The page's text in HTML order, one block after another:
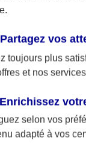
précédente
Fermer
Partagez vos
toujours plus
et nos
Enrichissez
selon vos
adapté à vos